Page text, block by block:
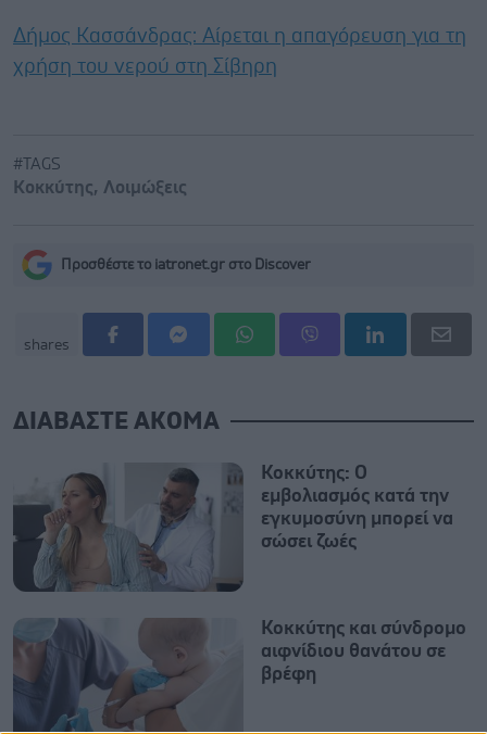
Δήμος Κασσάνδρας: Αίρεται η απαγόρευση για τη
χρήση του νερού στη Σίβηρη
#TAGS
Κοκκύτης, Λοιμώξεις
Προσθέστε το iatronet.gr στο Discover
shares
ΔΙΑΒΑΣΤΕ ΑΚΟΜΑ
Κοκκύτης: Ο
εμβολιασμός κατά την
εγκυμοσύνη μπορεί να
σώσει ζωές
Κοκκύτης και σύνδρομο
αιφνίδιου θανάτου σε
βρέφη